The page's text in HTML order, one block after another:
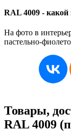
RAL 4009 - какой
На фото в
пастельно-
Товары,
RAL 4009